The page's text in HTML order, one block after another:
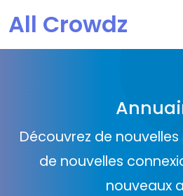
All Crowdz
Découvrez de
de nouvelles
nouveaux